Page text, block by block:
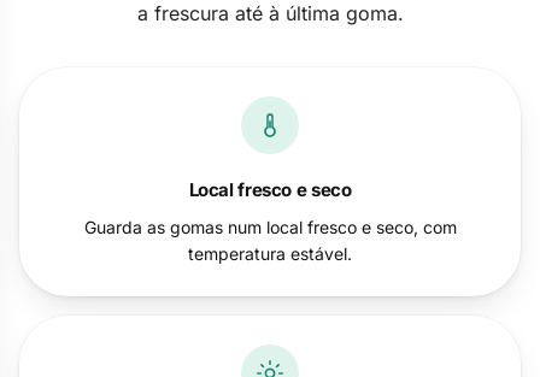
a frescura até à última goma.
Local fresco e seco
Guarda as gomas num local fresco e seco, com
temperatura estável.